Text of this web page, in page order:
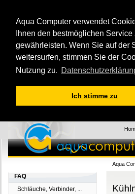
Aqua Computer verwendet
Ihnen den bestmöglichen Service
gewährleisten. Wenn Sie auf der
weitersurfen, stimmen Sie der
Nutzung zu.
Ich stimme zu
FAQ
Schläuche, Verbinder, ...
Aqua